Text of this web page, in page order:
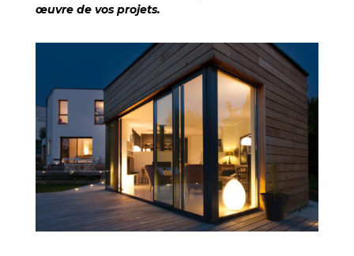
œuvre de vos projets.